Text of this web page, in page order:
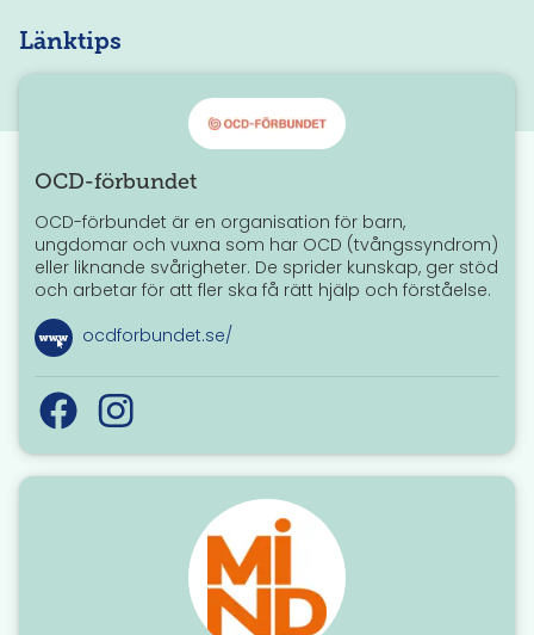
n
n
s
ä
l
p
!
Länktips
OCD-förbundet
OCD-förbundet är en organisation för barn,
ungdomar och vuxna som har OCD (tvångssyndrom)
eller liknande svårigheter. De sprider kunskap, ger stöd
och arbetar för att fler ska få rätt hjälp och förståelse.
ocdforbundet.se/